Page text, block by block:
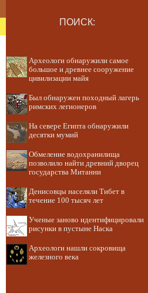
ПОИСК:
Археологи обнаружили самое
большое и древнее сооружение
цивилизации майя
Был обнаружен походный лагерь
римских легионеров
На севере Египта обнаружили
десятки мумий
Обмеление водохранилища
позволило найти древний дворец
государства Митанни
Денисовцы населяли Тибет в
течение 100 тысяч лет
Ученые заново идентифицировали
рисунки в пустыне Наска
Археологи нашли сокровища
железного века